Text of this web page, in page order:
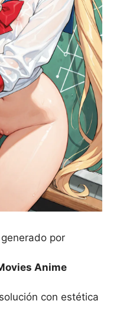
por
Anime
con estética